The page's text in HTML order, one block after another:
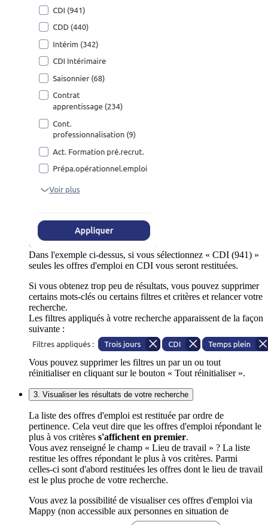
Dans l'exemple ci-dessus, si vous sélectionnez « CDI (941) »
seules les offres d'emploi en CDI vous seront restituées.
Si vous obtenez trop peu de résultats, vous pouvez supprimer
certains mots-clés ou certains filtres et critères et relancer votre
recherche.
Les filtres appliqués à votre recherche apparaissent de la façon
suivante :
Vous pouvez supprimer les filtres un par un ou tout
réinitialiser en cliquant sur le bouton « Tout réinitialiser ».
3. Visualiser les résultats de votre recherche
La liste des offres d'emploi est restituée par ordre de
pertinence. Cela veut dire que les offres d'emploi répondant le
plus à vos critères s'affichent en premier.
Vous avez renseigné le champ « Lieu de travail » ? La liste
restitue les offres répondant le plus à vos critères. Parmi
celles-ci sont d'abord restituées les offres dont le lieu de travail
est le plus proche de votre recherche.
Vous avez la possibilité de visualiser ces offres d'emploi via
Mappy (non accessible aux personnes en situation de